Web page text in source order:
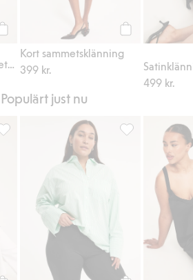
Kort sammetsklänning
399 kr.
499 kr.
Populärt just nu
Linne i viskosmix, Lägg till i favoriter
Cykelbyxor i